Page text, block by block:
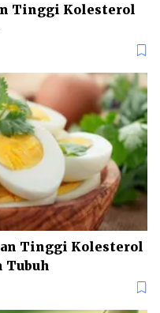
Tinggi Kolesterol
Tinggi Kolesterol
Tubuh